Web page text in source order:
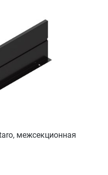
межсекционная